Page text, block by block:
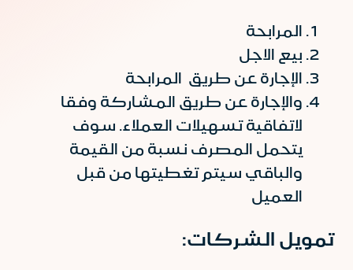
المرابحة
بيع الاجل
الإجارة عن طريق المرابحة
والإجارة عن طريق المشاركة وفقا
لاتفاقية تسهيلات العملاء. سوف
يتحمل المصرف نسبة من القيمة
والباقي سيتم تغطيتها من قبل
العميل
تمويل الشركات: